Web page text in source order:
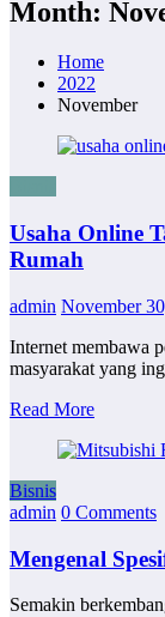
Month:
Home
2022
November
Usaha Online
Rumah
admin November
Internet membawa
masyarakat yang
Read More
Bisnis
admin 0 Comments
Mengenal
Semakin